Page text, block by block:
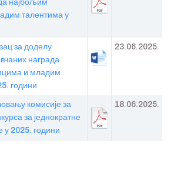
најбољим
талентима у
за доделу
награда
и младим
години
23.06.2025.
комисије за
за једнократне
у 2025. години
18.06.2025.